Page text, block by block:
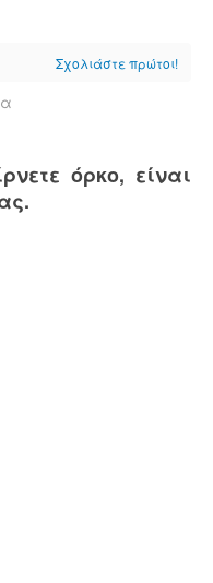
Σχολιάστε πρώτοι!
όρκο, είναι